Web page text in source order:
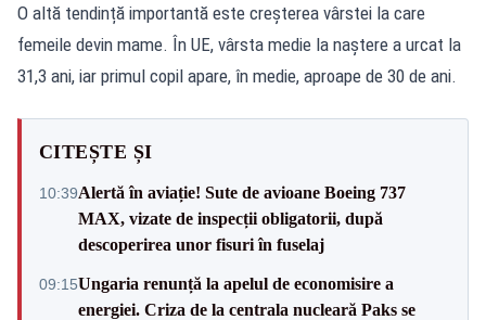
O altă tendință importantă este creșterea vârstei la care
femeile devin mame. În UE, vârsta medie la naștere a urcat la
31,3 ani, iar primul copil apare, în medie, aproape de 30 de ani.
CITEȘTE ȘI
10:39Alertă în aviație! Sute de avioane Boeing 737
MAX, vizate de inspecții obligatorii, după
descoperirea unor fisuri în fuselaj
09:15Ungaria renunță la apelul de economisire a
energiei. Criza de la centrala nucleară Paks se